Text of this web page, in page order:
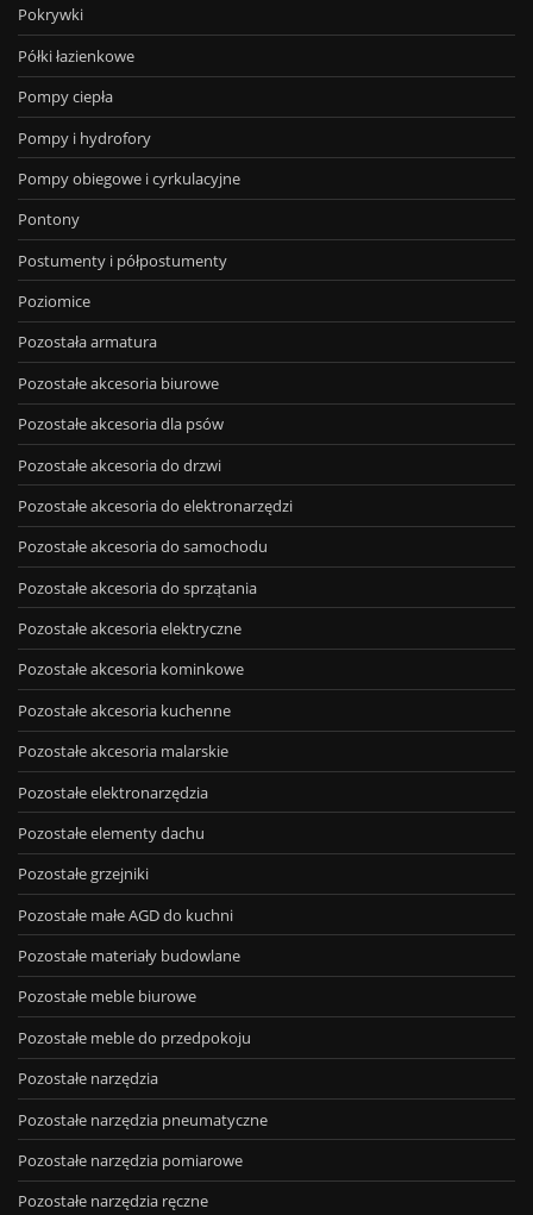
Pokrywki
Półki łazienkowe
Pompy ciepła
Pompy i hydrofory
Pompy obiegowe i cyrkulacyjne
Pontony
Postumenty i półpostumenty
Poziomice
Pozostała armatura
Pozostałe akcesoria biurowe
Pozostałe akcesoria dla psów
Pozostałe akcesoria do drzwi
Pozostałe akcesoria do elektronarzędzi
Pozostałe akcesoria do samochodu
Pozostałe akcesoria do sprzątania
Pozostałe akcesoria elektryczne
Pozostałe akcesoria kominkowe
Pozostałe akcesoria kuchenne
Pozostałe akcesoria malarskie
Pozostałe elektronarzędzia
Pozostałe elementy dachu
Pozostałe grzejniki
Pozostałe małe AGD do kuchni
Pozostałe materiały budowlane
Pozostałe meble biurowe
Pozostałe meble do przedpokoju
Pozostałe narzędzia
Pozostałe narzędzia pneumatyczne
Pozostałe narzędzia pomiarowe
Pozostałe narzędzia ręczne